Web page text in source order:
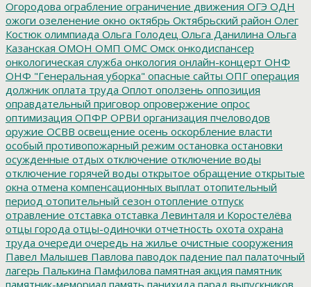
Огородова ограбление ограничение движения ОГЭ ОДН
ожоги озеленение окно октябрь Октябрьский район Олег
Костюк олимпиада Ольга Голодец Ольга Данилина Ольга
Казанская ОМОН ОМП ОМС Омск онкодиспансер
онкологическая служба онкология онлайн-концерт ОНФ
ОНФ "Генеральная уборка" опасные сайты ОПГ операция
должник оплата труда Оплот оползень оппозиция
оправдательный приговор опровержение опрос
оптимизация ОПФР ОРВИ организация пчеловодов
оружие ОСВВ освещение осень оскорбление власти
особый противопожарный режим остановка остановки
осужденные отдых отключение отключение воды
отключение горячей воды открытое обращение открытые
окна отмена компенсационных выплат отопительный
период отопительный сезон отопление отпуск
отравление отставка отставка Левинталя и Коростелёва
отцы города отцы-одиночки отчетность охота охрана
труда очереди очередь на жилье очистные сооружения
Павел Малышев Павлова паводок падение пал палаточный
лагерь Палькина Памфилова памятная акция памятник
памятник-мемориал память панихида парад выпускников